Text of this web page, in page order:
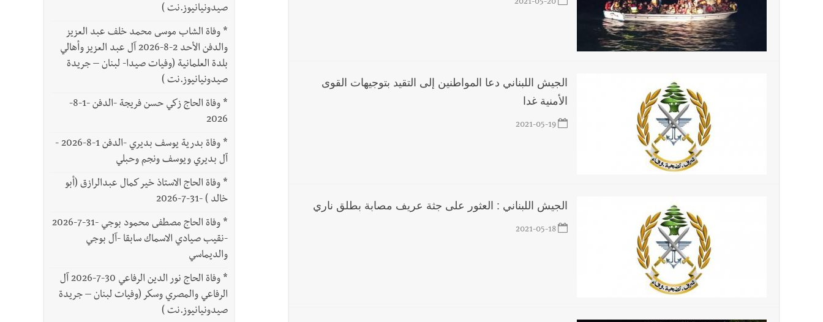
2021-05-20
الجيش اللبناني دعا المواطنين إلى التقيد بتوجيهات القوى
الأمنية غدا
2021-05-19
الجيش اللبناني : العثور على جثة عريف مصابة بطلق ناري
2021-05-18
صيدونيانيوز.نت )
* وفاة الشاب موسى محمد خلف عبد العزيز
والدفن الأحد 2-8-2026 آل عبد العزيز وأهالي
بلدة العلمانية (وفيات صيدا- لبنان – جريدة
صيدونيانيوز.نت )
*
وفاة الحاج زكي حسن فريجة -الدفن -1-8-
2026
*
وفاة بدرية يوسف بديري -الدفن 1-8-2026 -
آل بديري ويوسف ونجم وحبلي
* وفاة الحاج الاستاذ خير كمال عبدالرازق (أبو
خالد ) -31-7-2026
*
وفاة الحاج مصطفى محمود بوجي -31-7-2026
-نقيب صيادي الاسماك سابقا -آل بوجي
والديماسي
*
وفاة الحاج نور الدين الرفاعي 30-7-2026 آل
الرفاعي والمصري وسكر (وفيات لبنان – جريدة
صيدونيانيوز.نت )